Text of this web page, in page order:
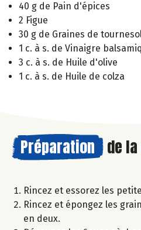
40 g de Pain d'épices
2 Figue
30 g de Graines de
1 c. à s. de Vinaigre
3 c. à s. de Huile d'olive
1 c. à s. de Huile de colza
Préparation de la
Rincez et essorez les
Rincez et épongez les
en deux.